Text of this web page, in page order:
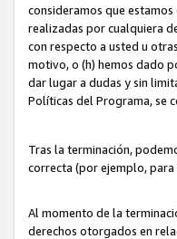
consideramos que
realizadas por cualquiera
con respecto a usted u
motivo, o (h) hemos dado
dar lugar a dudas y sin
Políticas del Programa, se
Tras la terminación,
correcta (por ejemplo,
Al momento de la
derechos otorgados en